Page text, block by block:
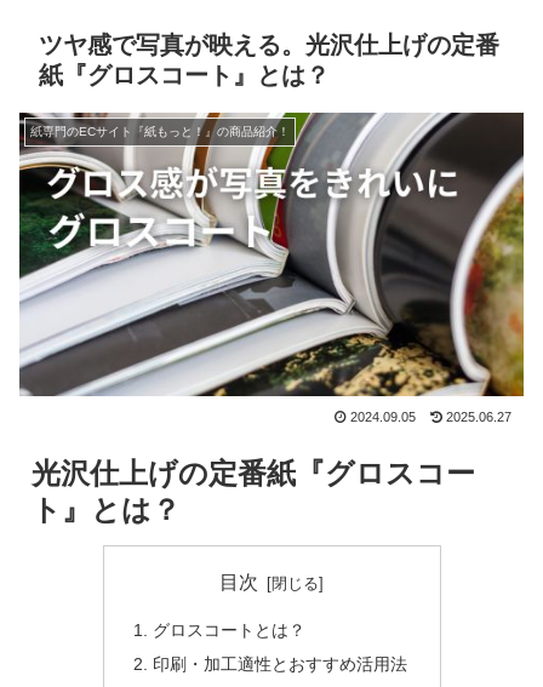
ツヤ感で写真が映える。光沢仕上げの定番
紙『グロスコート』とは？
紙専門のECサイト『紙もっと！』の商品紹介！
2024.09.05 2025.06.27
光沢仕上げの定番紙『グロスコー
ト』とは？
目次
グロスコートとは？
印刷・加工適性とおすすめ活用法